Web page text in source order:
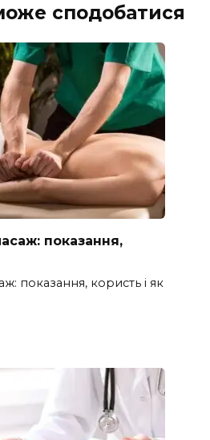
сподобатися
показання,
показання, користь і як